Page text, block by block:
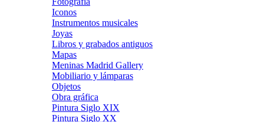
Iconos
Instrumentos musicales
Joyas
Libros y grabados antiguos
Mapas
Meninas Madrid Gallery
Mobiliario y lámparas
Objetos
Obra gráfica
Pintura Siglo XIX
Pintura Siglo XX